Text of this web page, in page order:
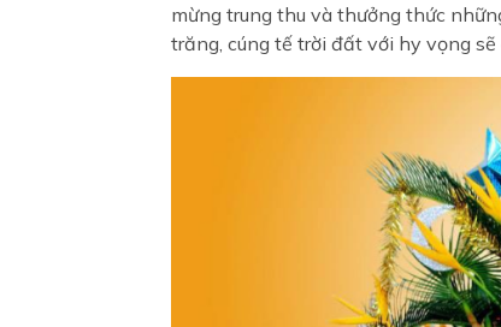
mừng trung thu và thưởng thức
trăng, cúng tế trời đất với hy vọng